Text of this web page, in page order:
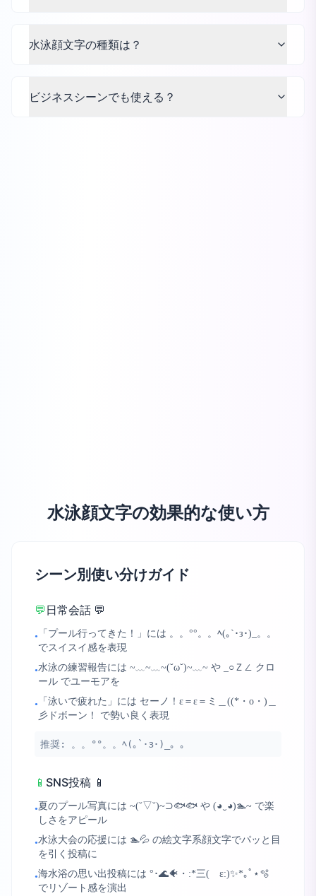
水泳顔文字の種類は？
ビジネスシーンでも使える？
水泳顔文字の効果的な使い方
シーン別使い分けガイド
💬 日常会話 💬
• 「プール行ってきた！」には 。。°°。。ﾍ(｡`･з･)_。。
でスイスイ感を表現
•水泳の練習報告には ~﹏~﹏~(˘ω˘)~﹏~ や _○Ｚ∠ クロ
ール でユーモアを
• 「泳いで疲れた」には セーノ！ε＝ε＝ミ＿((*・o・)＿
彡ドボーン！ で勢い良く表現
推奨: 。。°°。。ﾍ(｡`･з･)_。。
📱 SNS投稿 📱
•夏のプール写真には ~(˘▽˘)~⊃🐟🐟 や (◕‿◕)🏊~ で楽
しさをアピール
•水泳大会の応援には 🏊💦 の絵文字系顔文字でパッと目
を引く投稿に
•海水浴の思い出投稿には °･🌊🐠・:*三( ε:)✨*｡ﾟ⋆🫧
でリゾート感を演出